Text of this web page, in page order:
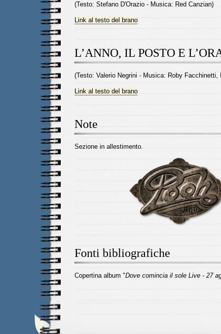
(Testo: Stefano D'Orazio - Musica: Red Canzian)
Link al testo del brano
L’ANNO, IL POSTO E
(Testo: Valerio Negrini - Musica: Roby Facchinetti,
Link al testo del brano
Note
Sezione in allestimento.
Fonti bibliografiche
Copertina album "Dove comincia il sole Live - 27